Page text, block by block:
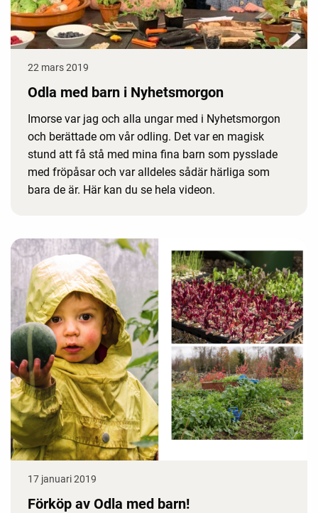
22 mars 2019
Odla med barn i Nyhetsmorgon
Imorse var jag och alla ungar med i Nyhetsmorgon
och berättade om vår odling. Det var en magisk
stund att få stå med mina fina barn som pysslade
med fröpåsar och var alldeles sådär härliga som
bara de är. Här kan du se hela videon.
17 januari 2019
Förköp av Odla med barn!